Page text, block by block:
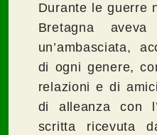
Durante le guerre
Bretagna
un’ambasciata,
di ogni genere,
relazioni e di
di alleanza con
scritta ricevuta